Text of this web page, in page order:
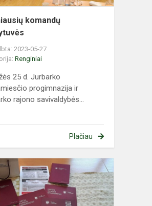
komandų
2023-05-27
Renginiai
25 d. Jurbarko
progimnazija ir
rajono savivaldybės...
Plačiau
Vilniaus
universiteto
atstovais